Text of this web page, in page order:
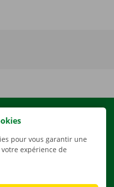
pour vous garantir une
expérience de